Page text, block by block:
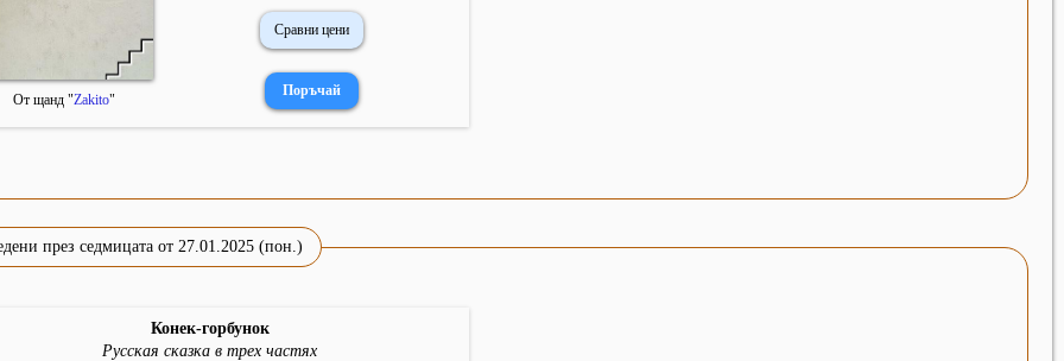
От щанд "Zakito"
Сравни цени
през седмицата от 27.01.2025 (пон.)
Конек-горбунок
Русская сказка в трех частях